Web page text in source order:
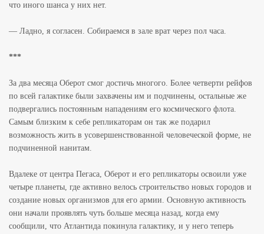
что иного шанса у них нет.
— Ладно, я согласен. Собираемся в зале врат через пол часа.
***
За два месяца Оберот смог достичь многого. Более четверти рейфов
по всей галактике были захвачены им и подчинены, остальные же
подвергались постоянным нападениям его космического флота.
Самым близким к себе репликаторам он так же подарил
возможность жить в усовершенствованной человеческой форме, не
подчиненной нанитам.
Вдалеке от центра Пегаса, Оберот и его репликаторы освоили уже
четыре планеты, где активно велось строительство новых городов и
создание новых организмов для его армии. Основную активность
они начали проявлять чуть больше месяца назад, когда ему
сообщили, что Атлантида покинула галактику, и у него теперь